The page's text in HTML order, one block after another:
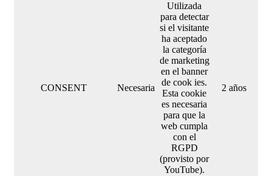
CONSENT Necesaria
Utilizada
para detectar
si el visitante
ha aceptado
la categoría
de marketing
en el banner
de cook ies.
Esta cookie
es necesaria
para que la
web cumpla
con el
RGPD
(provisto por
YouTube).
2 años